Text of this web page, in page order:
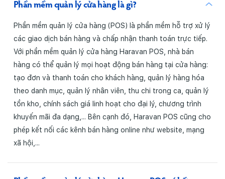
Phần mềm quản lý cửa hàng là gì?
Phần mềm quản lý cửa hàng (POS) là phần mềm hỗ trợ xử lý
các giao dịch bán hàng và chấp nhận thanh toán trực tiếp.
Với phần mềm quản lý cửa hàng Haravan POS, nhà bán
hàng có thể quản lý mọi hoạt động bán hàng tại cửa hàng:
tạo đơn và thanh toán cho khách hàng, quản lý hàng hóa
theo danh mục, quản lý nhân viên, thu chi trong ca, quản lý
tồn kho, chính sách giá linh hoạt cho đại lý, chương trình
khuyến mãi đa dạng,... Bên cạnh đó, Haravan POS cũng cho
phép kết nối các kênh bán hàng online như website, mạng
xã hội,...